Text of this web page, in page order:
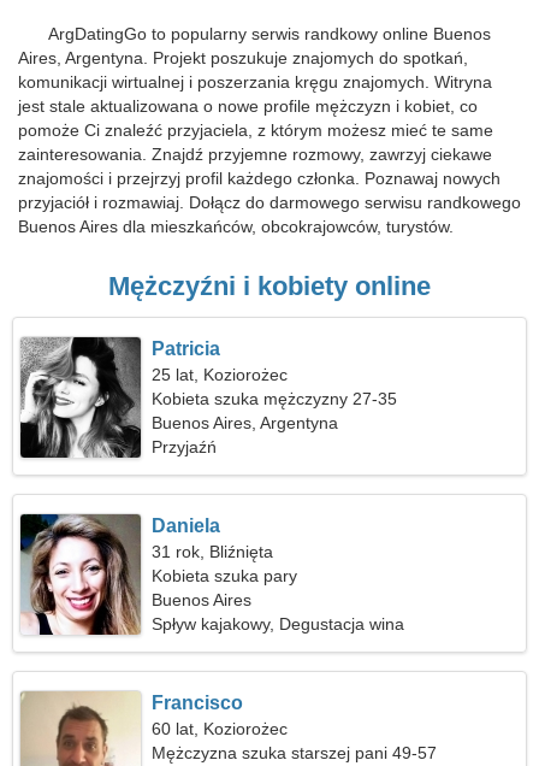
ArgDatingGo to popularny serwis randkowy online Buenos
Aires, Argentyna. Projekt poszukuje znajomych do spotkań,
komunikacji wirtualnej i poszerzania kręgu znajomych. Witryna
jest stale aktualizowana o nowe profile mężczyzn i kobiet, co
pomoże Ci znaleźć przyjaciela, z którym możesz mieć te same
zainteresowania. Znajdź przyjemne rozmowy, zawrzyj ciekawe
znajomości i przejrzyj profil każdego członka. Poznawaj nowych
przyjaciół i rozmawiaj. Dołącz do darmowego serwisu randkowego
Buenos Aires dla mieszkańców, obcokrajowców, turystów.
Mężczyźni i kobiety online
Patricia
25 lat, Koziorożec
Kobieta szuka mężczyzny 27-35
Buenos Aires, Argentyna
Przyjaźń
Daniela
31 rok, Bliźnięta
Kobieta szuka pary
Buenos Aires
Spływ kajakowy, Degustacja wina
Francisco
60 lat, Koziorożec
Mężczyzna szuka starszej pani 49-57